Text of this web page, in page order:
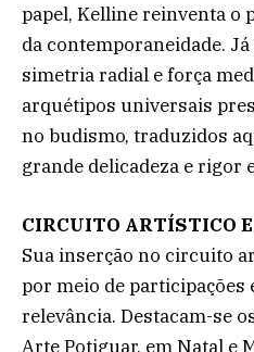
papel, Kelline reinventa o
da contemporaneidade.
simetria radial e força
arquétipos universais
no budismo, traduzidos
grande delicadeza e rigor
CIRCUITO ARTÍSTICO
Sua inserção no circuito
por meio de participações
relevância. Destacam-se
Arte Potiguar, em Natal e